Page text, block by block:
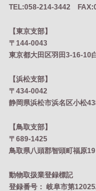
TEL:058-214-3442
【東京支部】
〒144-0043
東京都大田区羽田3-16-10
【浜松支部】
〒434-0042
静岡県浜松市浜名区小松
【鳥取支部】
〒689-1425
鳥取県八頭郡智頭町福原19
動物取扱業登録標記
登録番号： 岐阜市第